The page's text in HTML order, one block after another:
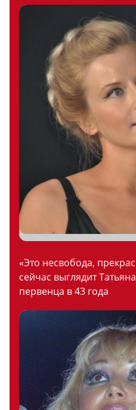
«Это несвобода,
сейчас выглядит
первенца в 43 года